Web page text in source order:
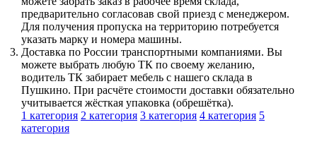
предварительно согласовав свой приезд с менеджером.
Для получения пропуска на территорию потребуется
указать марку и номера машины.
Доставка по России транспортными компаниями. Вы
можете выбрать любую ТК по своему желанию,
водитель ТК забирает мебель с нашего склада в
Пушкино. При расчёте стоимости доставки обязательно
учитывается жёсткая упаковка (обрешётка).
1 категория 2 категория 3 категория 4 категория 5
категория